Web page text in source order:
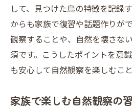
して、見つけた鳥の特徴を記録
からも家族で復習や話題作りが
観察することや、自然を壊さな
須です。こうしたポイントを意
も安心して自然観察を楽しむこと
家族で楽しむ自然観察の